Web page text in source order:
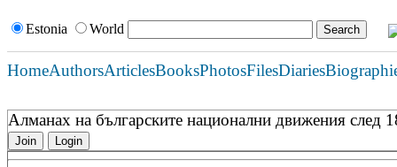
Estonia World
HomeAuthorsArticlesBooksPhotosFilesDiaries
Алманах на българските национални движения след
Join Login